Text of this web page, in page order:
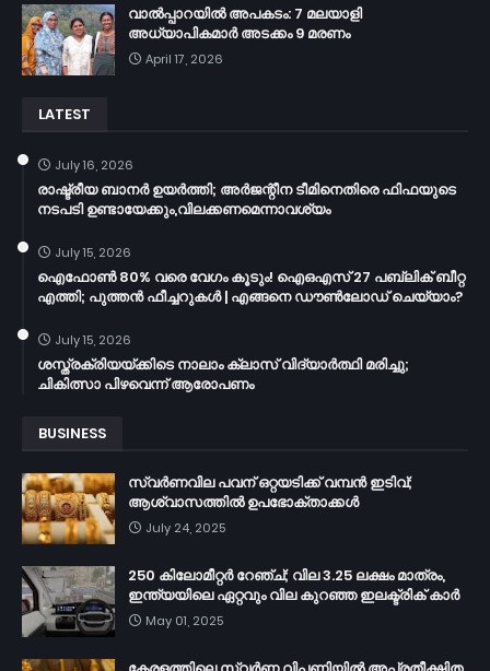
വാൽപ്പാറയിൽ അപകടം: 7 മലയാളി
അധ്യാപികമാർ അടക്കം 9 മരണം
April 17, 2026
LATEST
July 16, 2026
രാഷ്ട്രീയ ബാനർ ഉയർത്തി; അർജന്റീന ടീമിനെതിരെ ഫിഫയുടെ
നടപടി ഉണ്ടായേക്കും,വിലക്കണമെന്നാവശ്യം
July 15, 2026
ഐഫോൺ 80% വരെ വേഗം കൂടും! ഐഒഎസ് 27 പബ്ലിക് ബീറ്റ
എത്തി; പുത്തൻ ഫീച്ചറുകൾ | എങ്ങനെ ഡൗൺലോഡ് ചെയ്യാം?
July 15, 2026
ശസ്ത്രക്രിയയ്ക്കിടെ നാലാം ക്ലാസ് വിദ്യാർത്ഥി മരിച്ചു;
ചികിത്സാ പിഴവെന്ന് ആരോപണം
BUSINESS
സ്വർണവില പവന് ഒറ്റയടിക്ക് വമ്പൻ ഇടിവ്;
ആശ്വാസത്തിൽ ഉപഭോക്താക്കൾ
July 24, 2025
250 കിലോമീറ്റർ റേഞ്ച്; വില 3.25 ലക്ഷം മാത്രം,
ഇന്ത്യയിലെ ഏറ്റവും വില കുറഞ്ഞ ഇലക്ട്രിക് കാർ
May 01, 2025